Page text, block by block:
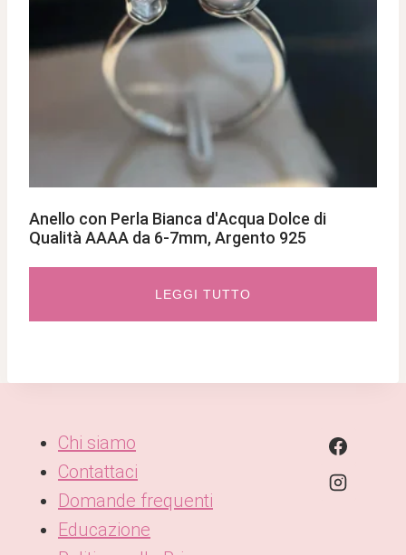
Anello con Perla Bianca d'Acqua Dolce di
Qualità AAAA da 6-7mm, Argento 925
LEGGI TUTTO
Chi siamo
Contattaci
Domande frequenti
Educazione